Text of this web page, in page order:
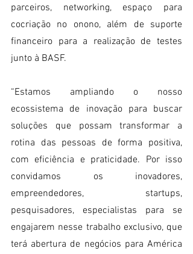
parceiros, networking, espaço para
cocriação no onono, além de suporte
financeiro para a realização de testes
junto à BASF.
“Estamos ampliando o nosso
ecossistema de inovação para buscar
soluções que possam transformar a
rotina das pessoas de forma positiva,
com eficiência e praticidade. Por isso
convidamos os inovadores,
empreendedores, startups,
pesquisadores, especialistas para se
engajarem nesse trabalho exclusivo, que
terá abertura de negócios para América